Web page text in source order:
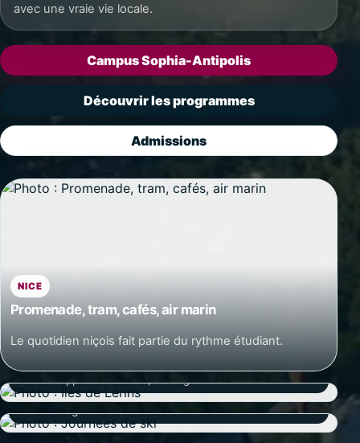
avec une vraie vie locale.
Campus Sophia-Antipolis
Découvrir les programmes
Admissions
NICE
Promenade, tram, cafés, air marin
Le quotidien niçois fait partie du rythme étudiant.
Journées de ski